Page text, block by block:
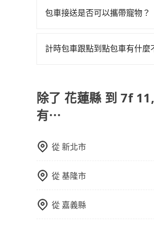
分鐘在轉乘與等車上，現在
組乘客遺留的垃圾或者撞凹的
靠的地點與你的上下車地點仍
的200倍之多。再加上花蓮縣
且途中遵守台灣法律，無論是
以受理，並於乘車後一週內寄
包車接送是否可以攜帶寵物？
寵物同行。且為了行程安全，
計時包車跟點到點包車有什麼
點間來回穿梭的客戶，例如市
可以預先告知出發地點A到目
一個城市的長途包車。
除了 花蓮縣 到 7f
有⋯
從新北市
從基隆市
從 嘉義縣